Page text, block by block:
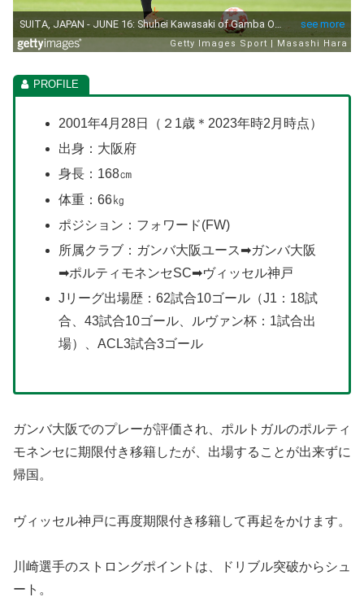
2001年4月28日（２1歳＊2023年時2月時点）
出身：大阪府
身長：168㎝
体重：66㎏
ポジション：フォワード(FW)
所属クラブ：ガンバ大阪ユース➡ガンバ大阪
➡ポルティモネンセSC➡ヴィッセル神戸
Jリーグ出場歴：62試合10ゴール（J1：18試
合、43試合10ゴール、ルヴァン杯：1試合出
場）、ACL3試合3ゴール
ガンバ大阪でのプレーが評価され、ポルトガルのポルティ
モネンセに期限付き移籍したが、出場することが出来ずに
帰国。
ヴィッセル神戸に再度期限付き移籍して再起をかけます。
川崎選手のストロングポイントは、ドリブル突破からシュ
ート。